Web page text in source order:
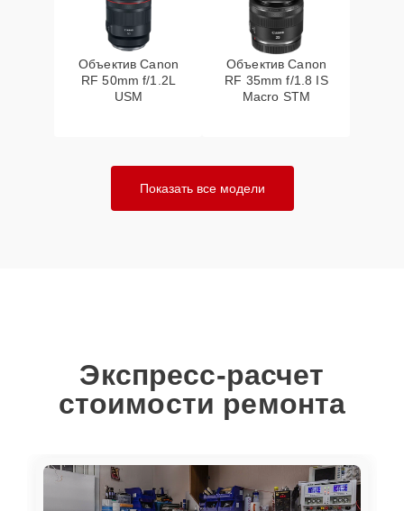
Объектив Canon
RF 50mm f/1.2L
USM
Объектив Canon
RF 35mm f/1.8 IS
Macro STM
Показать все модели
Экспресс-расчет
стоимости ремонта